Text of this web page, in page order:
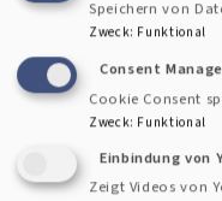
Speichern von
Zweck: Funktional
Consent
Cookie Consent
Zweck: Funktional
Einbindung von
Zeigt Videos von